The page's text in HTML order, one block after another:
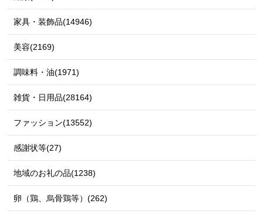
家具・装飾品(14946)
美容(2169)
調味料・油(1971)
雑貨・日用品(28164)
ファッション(13552)
感謝状等(27)
地域のお礼の品(1238)
卵（鶏、烏骨鶏等）(262)